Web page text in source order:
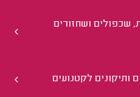
שכפולים ושחזורים
ותיקונים לקטנועים